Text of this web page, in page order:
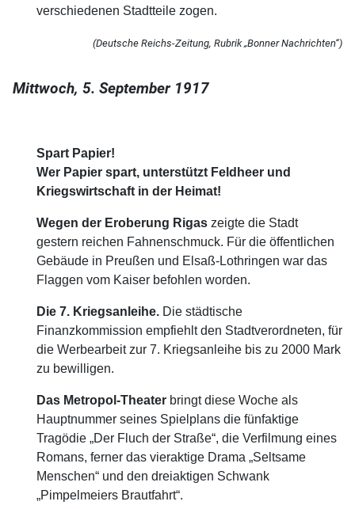
verschiedenen Stadtteile zogen.
(Deutsche Reichs-Zeitung, Rubrik „Bonner Nachrichten“)
Mittwoch, 5. September 1917
Spart Papier!
Wer Papier spart, unterstützt Feldheer und
Kriegswirtschaft in der Heimat!
Wegen der Eroberung Rigas zeigte die Stadt
gestern reichen Fahnenschmuck. Für die öffentlichen
Gebäude in Preußen und Elsaß-Lothringen war das
Flaggen vom Kaiser befohlen worden.
Die 7. Kriegsanleihe. Die städtische
Finanzkommission empfiehlt den Stadtverordneten, für
die Werbearbeit zur 7. Kriegsanleihe bis zu 2000 Mark
zu bewilligen.
Das Metropol-Theater bringt diese Woche als
Hauptnummer seines Spielplans die fünfaktige
Tragödie „Der Fluch der Straße“, die Verfilmung eines
Romans, ferner das vieraktige Drama „Seltsame
Menschen“ und den dreiaktigen Schwank
„Pimpelmeiers Brautfahrt“.